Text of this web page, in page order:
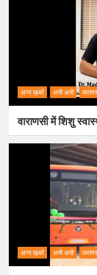
अन्य ख़बरें अभी अभी
वाराणसी में शिशु
अन्य ख़बरें अभी अभी